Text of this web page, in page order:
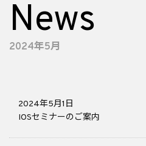
2024年5月
News
2024年5月1日
IOSセミナーのご案内